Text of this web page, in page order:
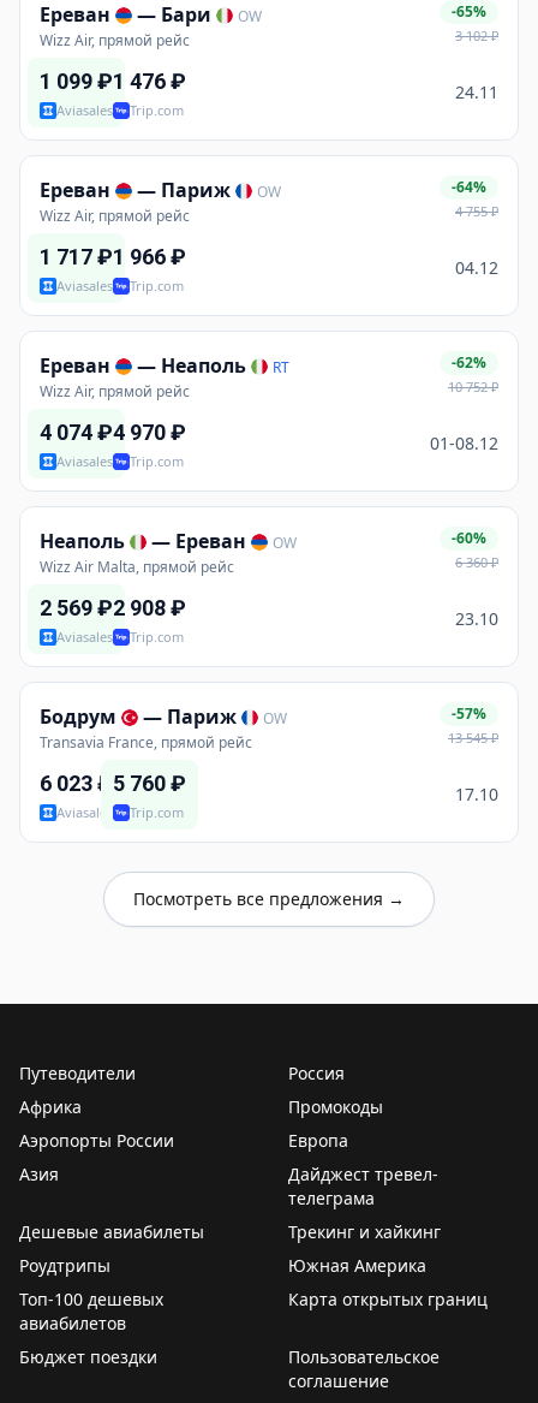
Ереван — Бари
OW
Wizz Air, прямой рейс
-65%
3 102₽
1 099₽
Aviasales
1 476₽
Trip.com
24.11
Ереван — Париж
OW
Wizz Air, прямой рейс
-64%
4 755₽
1 717₽
Aviasales
1 966₽
Trip.com
04.12
Ереван — Неаполь
RT
Wizz Air, прямой рейс
-62%
10 752₽
4 074₽
Aviasales
4 970₽
Trip.com
01-08.12
Неаполь — Ереван
OW
Wizz Air Malta, прямой рейс
-60%
6 360₽
2 569₽
Aviasales
2 908₽
Trip.com
23.10
Бодрум — Париж
OW
Transavia France, прямой рейс
-57%
13 545₽
6 023₽
Aviasales
5 760₽
Trip.com
17.10
Посмотреть все предложения →
Путеводители
Россия
Африка
Промокоды
Аэропорты России
Европа
Азия
Дайджест тревел-
телеграма
Дешевые авиабилеты
Трекинг и хайкинг
Роудтрипы
Южная Америка
Топ-100 дешевых
авиабилетов
Карта открытых границ
Бюджет поездки
Пользовательское
соглашение